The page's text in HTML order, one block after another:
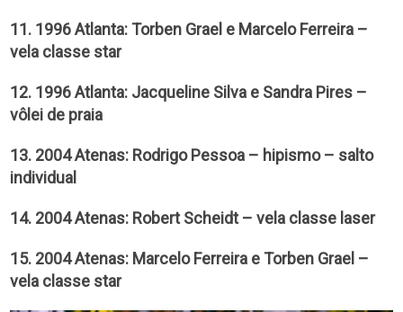
11. 1996 Atlanta: Torben Grael e Marcelo Ferreira –
vela classe star
12. 1996 Atlanta: Jacqueline Silva e Sandra Pires –
vôlei de praia
13. 2004 Atenas: Rodrigo Pessoa – hipismo – salto
individual
14. 2004 Atenas: Robert Scheidt – vela classe laser
15. 2004 Atenas: Marcelo Ferreira e Torben Grael –
vela classe star